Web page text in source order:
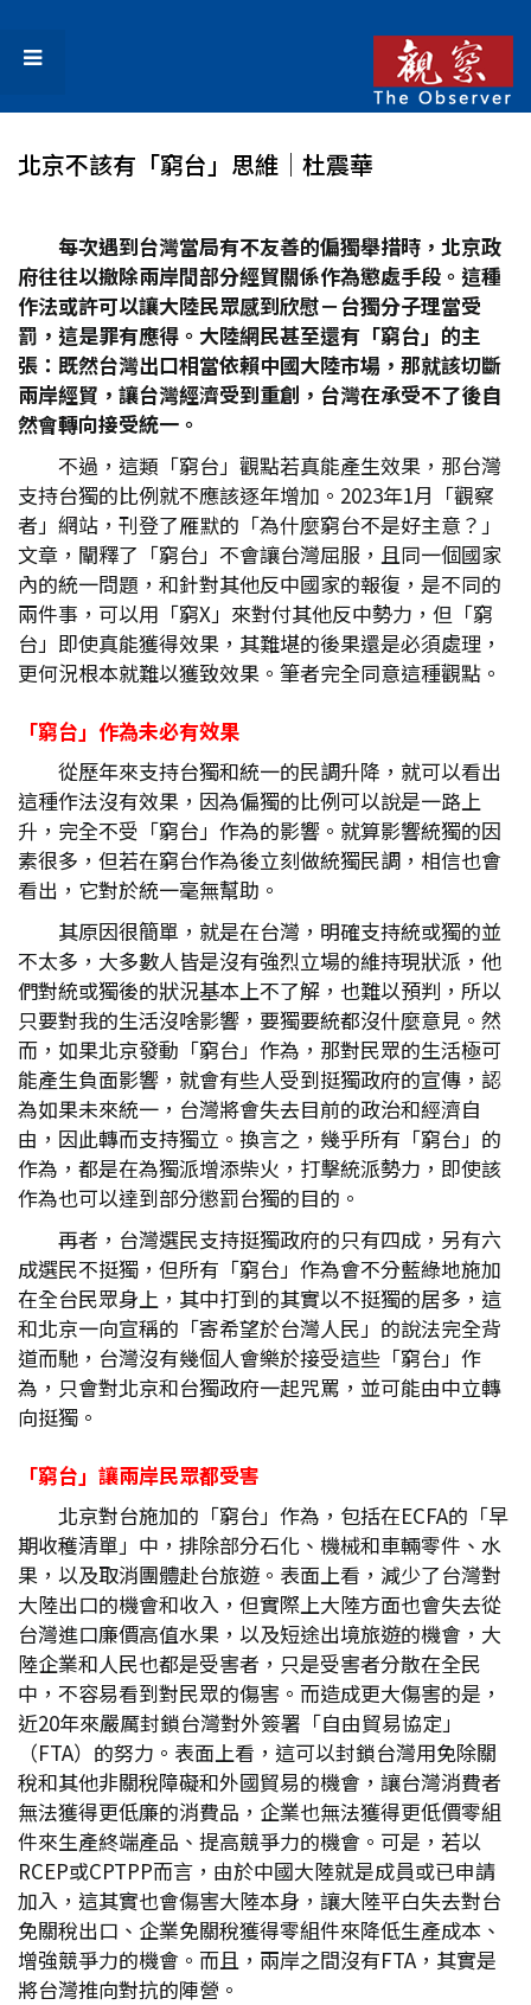
北京不該有「窮台」思維│杜震華
每次遇到台灣當局有不友善的偏獨舉措時，北京政
府往往以撤除兩岸間部分經貿關係作為懲處手段。這種
作法或許可以讓大陸民眾感到欣慰－台獨分子理當受
罰，這是罪有應得。大陸網民甚至還有「窮台」的主
張：既然台灣出口相當依賴中國大陸市場，那就該切斷
兩岸經貿，讓台灣經濟受到重創，台灣在承受不了後自
然會轉向接受統一。
不過，這類「窮台」觀點若真能產生效果，那台灣
支持台獨的比例就不應該逐年增加。2023年1月「觀察
者」網站，刊登了雁默的「為什麼窮台不是好主意？」
文章，闡釋了「窮台」不會讓台灣屈服，且同一個國家
內的統一問題，和針對其他反中國家的報復，是不同的
兩件事，可以用「窮X」來對付其他反中勢力，但「窮
台」即使真能獲得效果，其難堪的後果還是必須處理，
更何況根本就難以獲致效果。筆者完全同意這種觀點。
「窮台」作為未必有效果
從歷年來支持台獨和統一的民調升降，就可以看出
這種作法沒有效果，因為偏獨的比例可以說是一路上
升，完全不受「窮台」作為的影響。就算影響統獨的因
素很多，但若在窮台作為後立刻做統獨民調，相信也會
看出，它對於統一毫無幫助。
其原因很簡單，就是在台灣，明確支持統或獨的並
不太多，大多數人皆是沒有強烈立場的維持現狀派，他
們對統或獨後的狀況基本上不了解，也難以預判，所以
只要對我的生活沒啥影響，要獨要統都沒什麼意見。然
而，如果北京發動「窮台」作為，那對民眾的生活極可
能產生負面影響，就會有些人受到挺獨政府的宣傳，認
為如果未來統一，台灣將會失去目前的政治和經濟自
由，因此轉而支持獨立。換言之，幾乎所有「窮台」的
作為，都是在為獨派增添柴火，打擊統派勢力，即使該
作為也可以達到部分懲罰台獨的目的。
再者，台灣選民支持挺獨政府的只有四成，另有六
成選民不挺獨，但所有「窮台」作為會不分藍綠地施加
在全台民眾身上，其中打到的其實以不挺獨的居多，這
和北京一向宣稱的「寄希望於台灣人民」的說法完全背
道而馳，台灣沒有幾個人會樂於接受這些「窮台」作
為，只會對北京和台獨政府一起咒罵，並可能由中立轉
向挺獨。
「窮台」讓兩岸民眾都受害
北京對台施加的「窮台」作為，包括在ECFA的「早
期收穫清單」中，排除部分石化、機械和車輛零件、水
果，以及取消團體赴台旅遊。表面上看，減少了台灣對
大陸出口的機會和收入，但實際上大陸方面也會失去從
台灣進口廉價高值水果，以及短途出境旅遊的機會，大
陸企業和人民也都是受害者，只是受害者分散在全民
中，不容易看到對民眾的傷害。而造成更大傷害的是，
近20年來嚴厲封鎖台灣對外簽署「自由貿易協定」
（FTA）的努力。表面上看，這可以封鎖台灣用免除關
稅和其他非關稅障礙和外國貿易的機會，讓台灣消費者
無法獲得更低廉的消費品，企業也無法獲得更低價零組
件來生產終端產品、提高競爭力的機會。可是，若以
RCEP或CPTPP而言，由於中國大陸就是成員或已申請
加入，這其實也會傷害大陸本身，讓大陸平白失去對台
免關稅出口、企業免關稅獲得零組件來降低生產成本、
增強競爭力的機會。而且，兩岸之間沒有FTA，其實是
將台灣推向對抗的陣營。